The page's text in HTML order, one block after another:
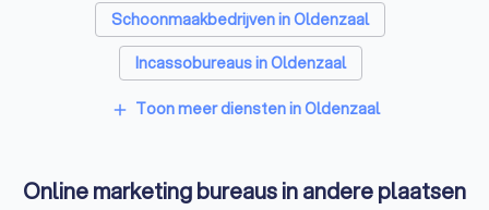
Schoonmaakbedrijven in Oldenzaal
Incassobureaus in Oldenzaal
Tekstschrijvers in Oldenzaal
SEO-specialisten in Oldenzaal
add Toon meer diensten in Oldenzaal
Online marketing bureaus in andere plaatsen